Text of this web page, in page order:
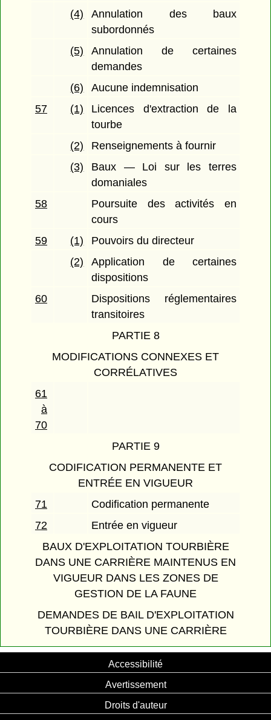
(4)
Annulation des baux
subordonnés
(5)
Annulation de certaines
demandes
(6)
Aucune indemnisation
57
(1)
Licences d'extraction de la
tourbe
(2)
Renseignements à fournir
(3)
Baux — Loi sur les terres
domaniales
58
Poursuite des activités en
cours
59
(1)
Pouvoirs du directeur
(2)
Application de certaines
dispositions
60
Dispositions réglementaires
transitoires
PARTIE 8
MODIFICATIONS CONNEXES ET
CORRÉLATIVES
61
à
70
PARTIE 9
CODIFICATION PERMANENTE ET
ENTRÉE EN VIGUEUR
71
Codification permanente
72
Entrée en vigueur
BAUX D'EXPLOITATION TOURBIÈRE
DANS UNE CARRIÈRE MAINTENUS EN
VIGUEUR DANS LES ZONES DE
GESTION DE LA FAUNE
DEMANDES DE BAIL D'EXPLOITATION
TOURBIÈRE DANS UNE CARRIÈRE
Accessibilité
Avertissement
Droits d'auteur